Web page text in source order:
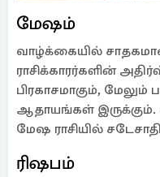
மேஷம்
வாழ்க்கையில்
ராசிக்காரர்களின்
பிரகாசமாகும்,
ஆதாயங்கள் இருக்கும்.
மேஷ ராசியில்
ரிஷபம்